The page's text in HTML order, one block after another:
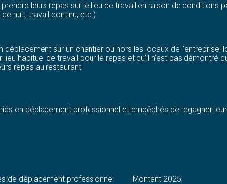
leurs repas sur le lieu de travail en raison de conditions
nuit, travail continu, etc.)
sur un chantier ou hors les locaux de l’entreprise,
habituel de travail pour le repas et qu’il n’est pas démontré
repas au restaurant
en déplacement professionnel et empêchés de regagner
de déplacement professionnel Montant 2025